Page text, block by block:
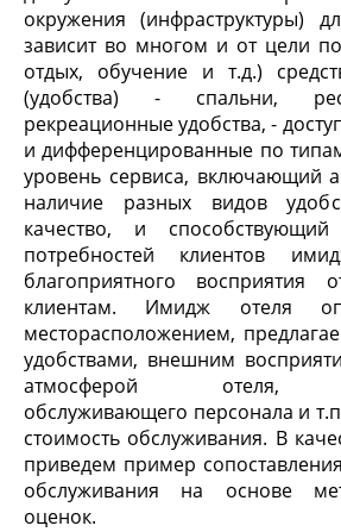
окружения (инфраструктуры)
зависит во многом и от цели
отдых, обучение и т.д.)
(удобства) - спальни,
рекреационные удобства, -
и дифференцированные по
уровень сервиса, включающий
наличие разных видов
качество, и способствующий
потребностей клиентов
благоприятного восприятия
клиентам. Имидж отеля
месторасположением,
удобствами, внешним
атмосферой отеля,
обслуживающего персонала и
стоимость обслуживания. В
приведем пример
обслуживания на основе
оценок.